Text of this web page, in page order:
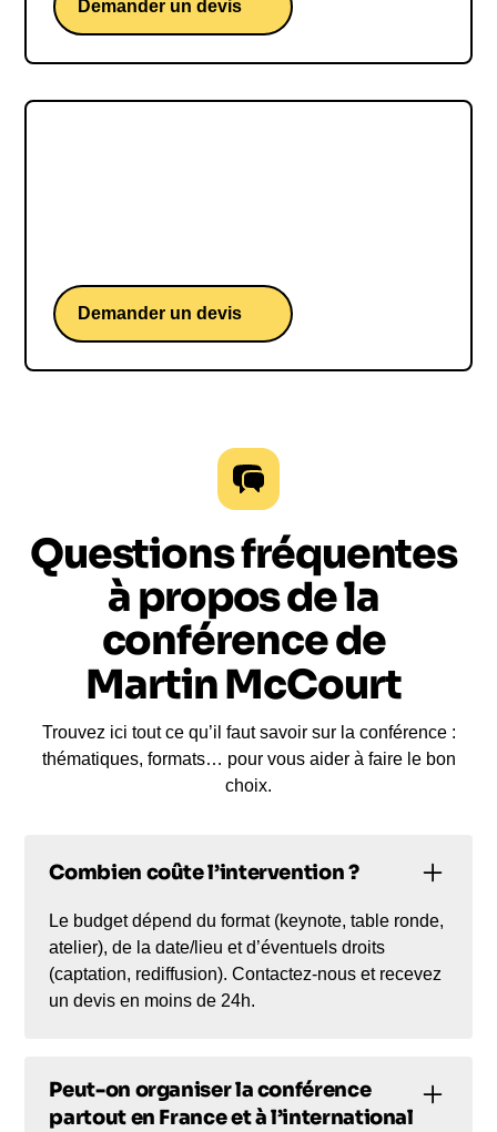
Demander un devis
Demander un devis
Questions fréquentes
à propos de la
conférence de
Martin McCourt
Trouvez ici tout ce qu’il faut savoir sur la conférence :
thématiques, formats… pour vous aider à faire le bon
choix.
Combien coûte l’intervention ?
Le budget dépend du format (keynote, table ronde,
atelier), de la date/lieu et d’éventuels droits
(captation, rediffusion). Contactez-nous et recevez
un devis en moins de 24h.
Peut-on organiser la conférence
partout en France et à l’international